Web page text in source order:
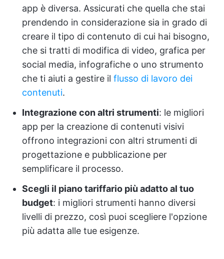
app è diversa. Assicurati che quella che stai
prendendo in considerazione sia in grado di
creare il tipo di contenuto di cui hai bisogno,
che si tratti di modifica di video, grafica per
social media, infografiche o uno strumento
che ti aiuti a gestire il flusso di lavoro dei
contenuti.
Integrazione con altri strumenti: le migliori
app per la creazione di contenuti visivi
offrono integrazioni con altri strumenti di
progettazione e pubblicazione per
semplificare il processo.
Scegli il piano tariffario più adatto al tuo
budget: i migliori strumenti hanno diversi
livelli di prezzo, così puoi scegliere l'opzione
più adatta alle tue esigenze.